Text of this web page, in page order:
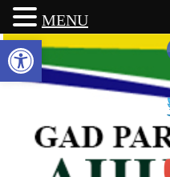
Abrir barra de herramientas
MENU